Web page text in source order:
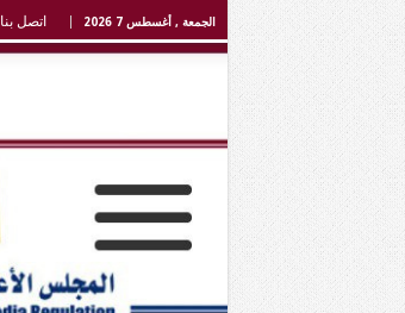
الجمعة , أغسطس 7 2026 اتصل بنا